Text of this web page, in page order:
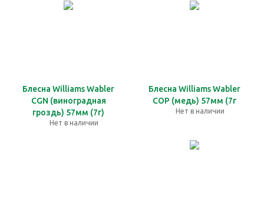
Блесна Williams Wabler
CGN (виноградная
гроздь) 57мм (7г)
Нет в наличии
Блесна Williams Wabler
COP (медь) 57мм (7г
Нет в наличии